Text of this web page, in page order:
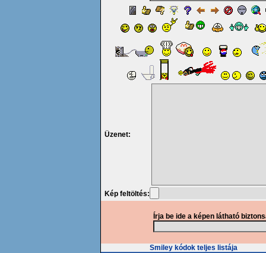
Üzenet:
Kép feltöltés:
Írja be ide a képen látható
Smiley kódok teljes listája